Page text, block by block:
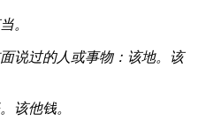
。
说过的人或事物：该地。该
该他钱。